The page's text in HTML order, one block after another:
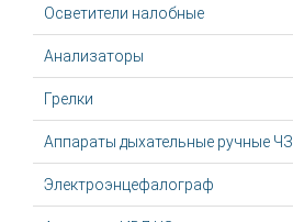
Осветители налобные
Анализаторы
Грелки
Аппараты дыхательные ручные ЧЗ
Электроэнцефалограф